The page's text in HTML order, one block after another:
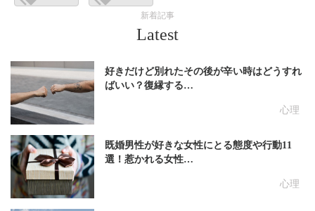
新着記事
Latest
心理
好きだけど別れたその後が辛い時はどうすれ
ばいい？復縁する…
心理
既婚男性が好きな女性にとる態度や行動11
選！惹かれる女性…